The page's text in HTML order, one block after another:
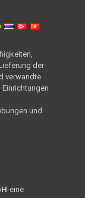
der
verwandte
und
-eine